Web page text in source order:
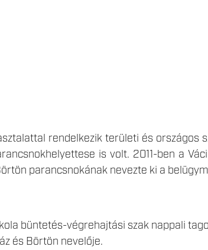
rendelkezik területi és országos
is volt. 2011-ben a
parancsnokának nevezte ki a
büntetés-végrehajtási szak nappali
és Börtön nevelője.